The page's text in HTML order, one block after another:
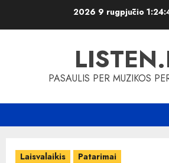
2026 9 rugpjūčio
PASAULIS PER MUZIKOS
Laisvalaikis Patarimai